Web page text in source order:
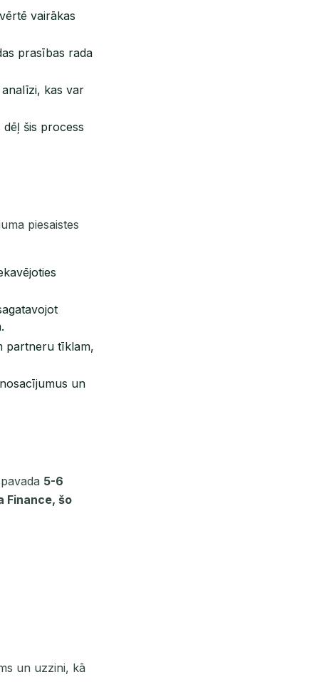
vairākas
prasības rada
kas var
šis process
piesaistes
partneru tīklam,
un
5-6
Finance, šo
un uzzini, kā